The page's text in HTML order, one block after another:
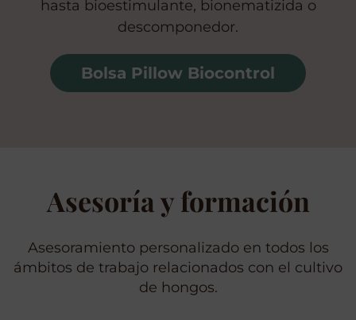
hasta bioestimulante, bionematizida o
descomponedor.
Bolsa Pillow Biocontrol
Asesoría y formación
Asesoramiento personalizado en todos los
ámbitos de trabajo relacionados con el cultivo
de hongos.